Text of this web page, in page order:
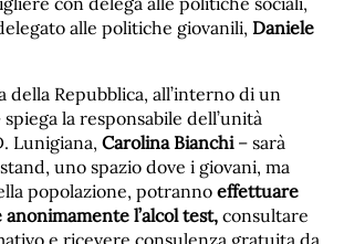
alle politiche giovanili, Daniele
della Repubblica, all’interno di un
la responsabile dell’unità
Lunigiana, Carolina Bianchi– sarà
uno spazio dove i giovani, ma
popolazione, potranno effettuare
l’alcol test, consultare
e ricevere consulenza gratuita da